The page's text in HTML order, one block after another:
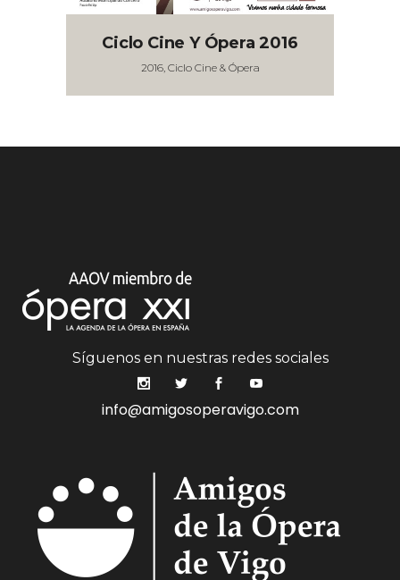
Ciclo Cine Y Ópera 2016
2016, Ciclo Cine & Ópera
Síguenos en nuestras redes sociales
info@amigosoperavigo.com